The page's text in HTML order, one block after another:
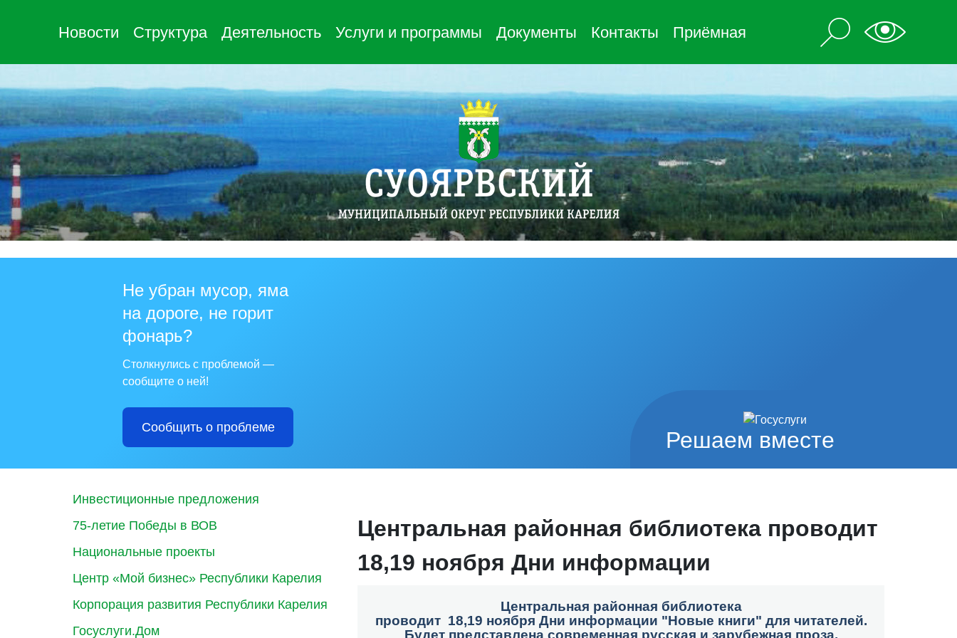
Новости Структура Деятельность Услуги и программы Документы Контакты Приёмная
Решаем вместе
Не убран мусор, яма
на дороге, не горит
фонарь?
Столкнулись с проблемой —
сообщите о ней!
Сообщить о проблеме
Инвестиционные предложения
75-летие Победы в ВОВ
Национальные проекты
Центр «Мой бизнес» Республики Карелия
Корпорация развития Республики Карелия
Госуслуги.Дом
Центральная районная библиотека проводит
18,19 ноября Дни информации
Центральная районная библиотека
проводит 18,19 ноября Дни информации "Новые книги" для читателей.
Будет представлена современная русская и зарубежная проза.